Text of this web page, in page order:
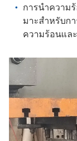
การนําความ
มาะสําหรับก
ความร้อนแล